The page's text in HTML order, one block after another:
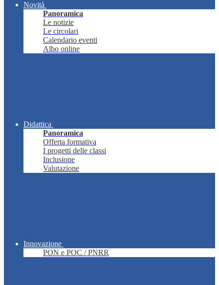
Novità
Panoramica
Le notizie
Le circolari
Calendario eventi
Albo online
Didattica
Panoramica
Offerta formativa
I progetti delle classi
Inclusione
Valutazione
Innovazione
PON e POC / PNRR